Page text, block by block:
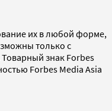
их в любой форме,
только с
знак Forbes
Forbes Media Asia